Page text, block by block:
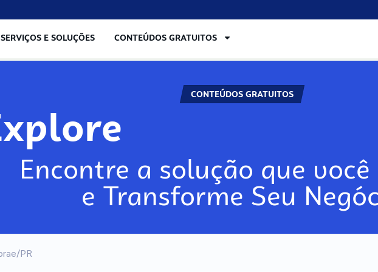
SERVIÇOS E SOLUÇÕES CONTEÚDOS GRATUITOS
CONTEÚDOS GRATUITOS
Explore
Encontre a solução que você
e Transforme Seu